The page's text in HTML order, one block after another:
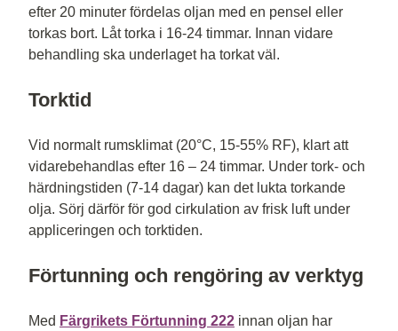
efter 20 minuter fördelas oljan med en pensel eller
torkas bort. Låt torka i 16-24 timmar. Innan vidare
behandling ska underlaget ha torkat väl.
Torktid
Vid normalt rumsklimat (20°C, 15-55% RF), klart att
vidarebehandlas efter 16 – 24 timmar. Under tork- och
härdningstiden (7-14 dagar) kan det lukta torkande
olja. Sörj därför för god cirkulation av frisk luft under
appliceringen och torktiden.
Förtunning och rengöring av verktyg
Med Färgrikets Förtunning 222 innan oljan har